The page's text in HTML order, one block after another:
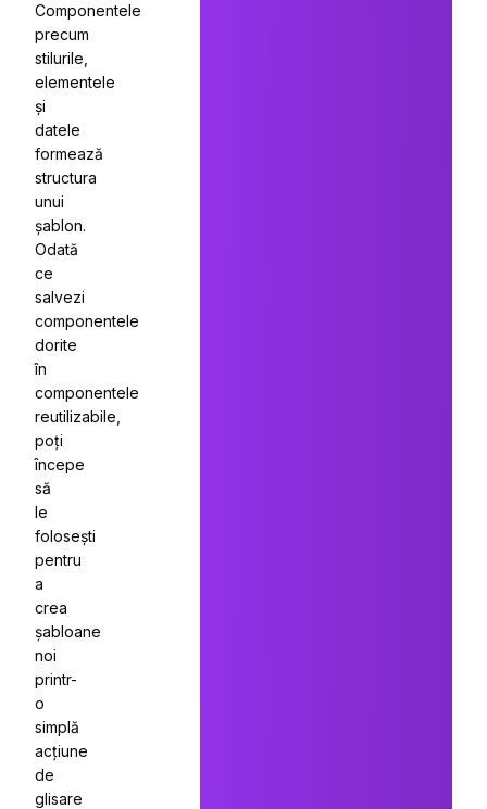
Componentele
precum
stilurile,
elementele
și
datele
formează
structura
unui
șablon.
Odată
ce
salvezi
componentele
dorite
în
componentele
reutilizabile,
poți
începe
să
le
folosești
pentru
a
crea
șabloane
noi
printr-
o
simplă
acțiune
de
glisare